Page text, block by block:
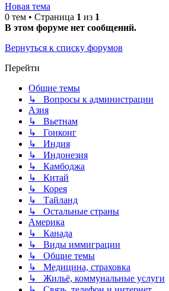
Новая тема
0 тем • Страница 1 из 1
В этом форуме нет сообщений.
Вернуться к списку форумов
Перейти
Общие темы
↳ Вопросы к администрации
Азия
↳ Вьетнам
↳ Гонконг
↳ Индия
↳ Индонезия
↳ Камбоджа
↳ Китай
↳ Корея
↳ Тайланд
↳ Остальные страны
Америка
↳ Канада
↳ Виды иммиграции
↳ Общие темы
↳ Медицина, страховка
↳ Жильё, коммунальные услуги